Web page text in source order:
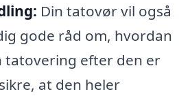
Din tatovør vil også
gode råd om, hvordan
tatovering efter den er
at den heler